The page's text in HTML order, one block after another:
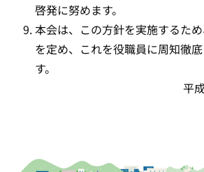
啓発に努めます。
本会は、この方針を実施するた
を定め、これを役職員に周知徹
す。
平